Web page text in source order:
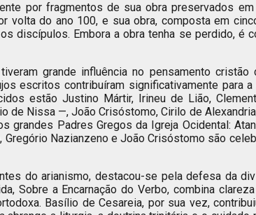
por fragmentos de sua obra preservados
do ano 100, e sua obra, composta em
Embora a obra tenha se perdido, é
grande influência no pensamento cristão
escritos contribuíram significativamente para
estão Justino Mártir, Irineu de Lião,
de Nissa —, João Crisóstomo, Cirilo de
grandes Padres Gregos da Igreja Ocidental:
Nazianzeno e João Crisóstomo são
do arianismo, destacou-se pela defesa da
Sobre a Encarnação do Verbo, combina
Basílio de Cesareia, por sua vez,